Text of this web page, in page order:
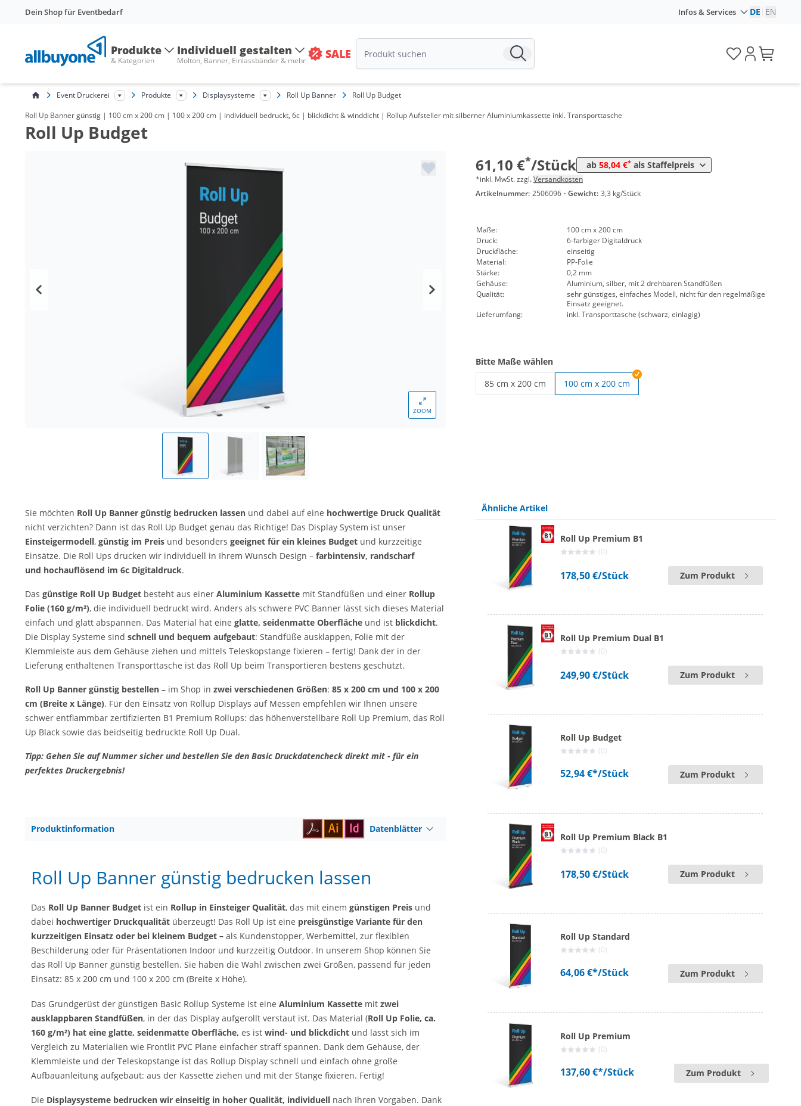
Dein Shop für Eventbedarf Infos & Services DE EN
Produkte
& Kategorien
Individuell gestalten
Molton, Banner, Einlassbänder & mehr SALE
Event Druckerei Produkte Displaysysteme Roll Up Banner Roll Up Budget
Roll Up Banner günstig | 100 cm x 200 cm | 100 x 200 cm | individuell bedruckt, 6c | blickdicht & winddicht | Rollup Aufsteller mit silberner Aluminiumkassette inkl. Transporttasche
Roll Up Budget
ZOOM
61,10 €*/Stück ab 58,04 €* als Staffelpreis
ab 10 Stück 58,04 €
*inkl. MwSt. zzgl.Versandkosten
Artikelnummer: 2506096 · Gewicht: 3,3 kg/Stück
Maße:
100 cm x 200 cm
Druck:
6-farbiger Digitaldruck
Druckfläche:
einseitig
Material:
PP-Folie
Stärke:
0,2 mm
Gehäuse:
Aluminium, silber, mit 2 drehbaren Standfüßen
Qualität:
sehr günstiges, einfaches Modell, nicht für den regelmäßige
Einsatz geeignet.
Lieferumfang:
inkl. Transporttasche (schwarz, einlagig)
Bitte Maße wählen
85 cm x 200 cm
100 cm x 200 cm
Sie möchten Roll Up Banner günstig bedrucken lassen und dabei auf eine hochwertige Druck Qualität
nicht verzichten? Dann ist das Roll Up Budget genau das Richtige! Das Display System ist unser
Einsteigermodell, günstig im Preis und besonders geeignet für ein kleines Budget und kurzzeitige
Einsätze. Die Roll Ups drucken wir individuell in Ihrem Wunsch Design – farbintensiv, randscharf
und hochauflösend im 6c Digitaldruck.
Das günstige Roll Up Budget besteht aus einer Aluminium Kassette mit Standfüßen und einer Rollup
Folie (160 g/m²), die individuell bedruckt wird. Anders als schwere PVC Banner lässt sich dieses Material
einfach und glatt abspannen. Das Material hat eine glatte, seidenmatte Oberfläche und ist blickdicht.
Die Display Systeme sind schnell und bequem aufgebaut: Standfüße ausklappen, Folie mit der
Klemmleiste aus dem Gehäuse ziehen und mittels Teleskopstange fixieren – fertig! Dank der in der
Lieferung enthaltenen Transporttasche ist das Roll Up beim Transportieren bestens geschützt.
Roll Up Banner günstig bestellen – im Shop in zwei verschiedenen Größen: 85 x 200 cm und 100 x 200
cm (Breite x Länge). Für den Einsatz von Rollup Displays auf Messen empfehlen wir Ihnen unsere
schwer entflammbar zertifizierten B1 Premium Rollups: das höhenverstellbare Roll Up Premium, das Roll
Up Black sowie das beidseitig bedruckte Roll Up Dual.
Tipp: Gehen Sie auf Nummer sicher und bestellen Sie den Basic Druckdatencheck direkt mit - für ein
perfektes Druckergebnis!
Produktinformation Datenblätter
Roll Up Banner günstig bedrucken lassen
Das Roll Up Banner Budget ist ein Rollup in Einsteiger Qualität, das mit einem günstigen Preis und
dabei hochwertiger Druckqualität überzeugt! Das Roll Up ist eine preisgünstige Variante für den
kurzzeitigen Einsatz oder bei kleinem Budget – als Kundenstopper, Werbemittel, zur flexiblen
Beschilderung oder für Präsentationen Indoor und kurzzeitig Outdoor. In unserem Shop können Sie
das Roll Up Banner günstig bestellen. Sie haben die Wahl zwischen zwei Größen, passend für jeden
Einsatz: 85 x 200 cm und 100 x 200 cm (Breite x Höhe).
Das Grundgerüst der günstigen Basic Rollup Systeme ist eine Aluminium Kassette mit zwei
ausklappbaren Standfüßen, in der das Display aufgerollt verstaut ist. Das Material (Roll Up Folie, ca.
160 g/m²) hat eine glatte, seidenmatte Oberfläche, es ist wind- und blickdicht und lässt sich im
Vergleich zu Materialien wie Frontlit PVC Plane einfacher straff spannen. Dank dem Gehäuse, der
Klemmleiste und der Teleskopstange ist das Rollup Display schnell und einfach ohne große
Aufbauanleitung aufgebaut: aus der Kassette ziehen und mit der Stange fixieren. Fertig!
Die Displaysysteme bedrucken wir einseitig in hoher Qualität, individuell nach Ihren Vorgaben. Dank
Ähnliche Artikel
Roll Up Premium B1
(0)
178,50 €/Stück Zum Produkt
Roll Up Premium Dual B1
(0)
249,90 €/Stück Zum Produkt
Roll Up Budget
(0)
52,94 €*/Stück Zum Produkt
Roll Up Premium Black B1
(0)
178,50 €/Stück Zum Produkt
Roll Up Standard
(0)
64,06 €*/Stück Zum Produkt
Roll Up Premium
(0)
137,60 €*/Stück Zum Produkt